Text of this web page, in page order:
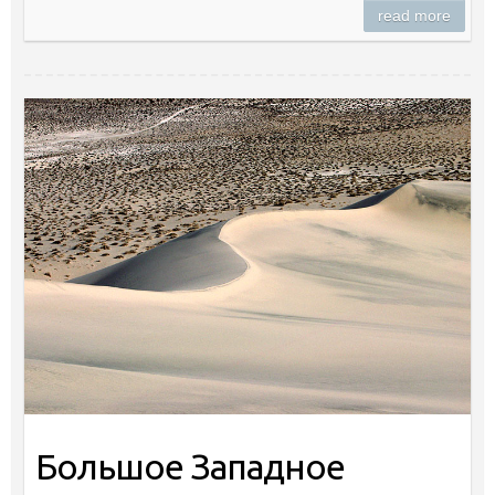
read more
Большое Западное